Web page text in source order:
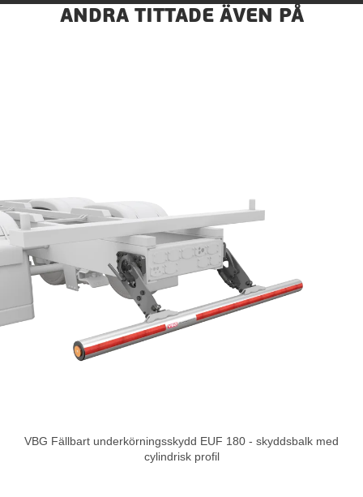
ANDRA TITTADE ÄVEN PÅ
VBG Fällbart underkörningsskydd EUF 180 - skyddsbalk med
cylindrisk profil